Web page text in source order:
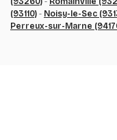
(93110) - Noisy-le-Sec
Perreux-sur-Marne